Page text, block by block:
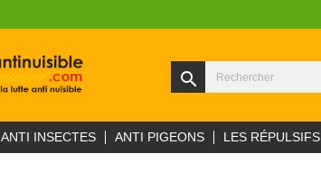
search
ANTI INSECTES ANTI PIGEONS LES RÉPULSIFS